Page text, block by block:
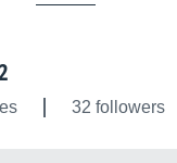
32 followers